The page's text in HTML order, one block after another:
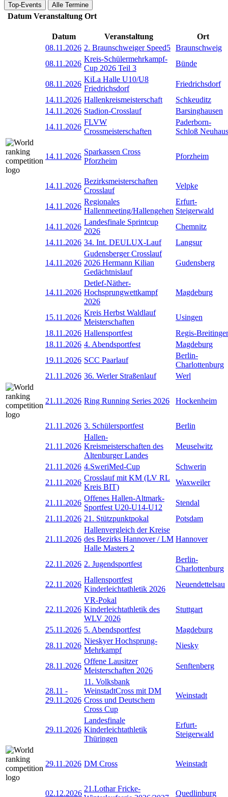
Top-Events
Alle Termine
Datum Veranstaltung Ort
Datum Veranstaltung
Ort
08.11.2026 2. Braunschweiger Speed5 Braunschweig
08.11.2026
Kreis-Schülermehrkampf-
Cup 2026 Teil 3
Bünde
08.11.2026
KiLa Halle U10/U8
Friedrichsdorf
Friedrichsdorf
14.11.2026 Hallenkreismeisterschaft
Schkeuditz
14.11.2026 Stadion-Crosslauf
Barsinghausen
14.11.2026
FLVW
Crossmeisterschaften
Paderborn-
Schloß Neuhaus
14.11.2026
Sparkassen Cross
Pforzheim
Pforzheim
14.11.2026
Bezirksmeisterschaften
Crosslauf
Velpke
14.11.2026
Regionales
Hallenmeeting/Hallengehen
Erfurt-
Steigerwald
14.11.2026
Landesfinale Sprintcup
2026
Chemnitz
14.11.2026 34. Int. DEULUX-Lauf Langsur
14.11.2026
Gudensberger Crosslauf
2026 Hermann Kilian
Gedächtnislauf
Gudensberg
14.11.2026
Detlef-Näther-
Hochsprungwettkampf
2026
Magdeburg
15.11.2026
Kreis Herbst Waldlauf
Meisterschaften
Usingen
18.11.2026 Hallensportfest
Regis-
18.11.2026 4. Abendsportfest
Magdeburg
19.11.2026 SCC Paarlauf
Berlin-
Charlottenburg
21.11.2026 36. Werler Straßenlauf Werl
21.11.2026 Ring Running Series 2026 Hockenheim
21.11.2026 3. Schülersportfest Berlin
21.11.2026
Hallen-
Kreismeisterschaften des
Altenburger Landes
Meuselwitz
21.11.2026 4.SweriMed-Cup
Schwerin
21.11.2026
Crosslauf mit KM (LV RL
Kreis BIT)
Waxweiler
21.11.2026
Offenes Hallen-Altmark-
Sportfest U20-U14-U12
Stendal
21.11.2026 21. Stützpunktpokal Potsdam
21.11.2026
Hallenvergleich der Kreise
des Bezirks Hannover / LM
Halle Masters 2
Hannover
22.11.2026 2. Jugendsportfest
Berlin-
Charlottenburg
22.11.2026
Hallensportfest
Kinderleichtathletik 2026
Neuendettelsau
22.11.2026
VR-Pokal
Kinderleichtathletik des
WLV 2026
Stuttgart
25.11.2026 5. Abendsportfest
Magdeburg
28.11.2026
Nieskyer Hochsprung-
Mehrkampf
Niesky
28.11.2026
Offene Lausitzer
Meisterschaften 2026
Senftenberg
28.11 -
29.11.2026
11. Volksbank
WeinstadtCross mit DM
Cross und Deutschem
Cross Cup
Weinstadt
29.11.2026
Landesfinale
Kinderleichtathletik
Thüringen
Erfurt-
Steigerwald
29.11.2026 DM Cross Weinstadt
02.12.2026
21.Lothar Fricke-
Quedlinburg